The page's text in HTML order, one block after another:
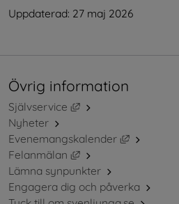
Uppdaterad: 27 maj 2026
Övrig information
Självservice
Länk till annan
Nyheter
Evenemangskalender
Länk till
Felanmälan
Länk till annan
Lämna synpunkter
Engagera dig och påverka